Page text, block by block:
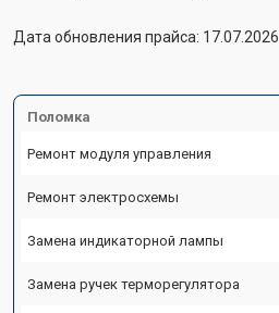
Дата обновления прайса: 17.07.2026
Поломка
Ремонт модуля управления
Ремонт электросхемы
Замена индикаторной лампы
Замена ручек терморегулятора